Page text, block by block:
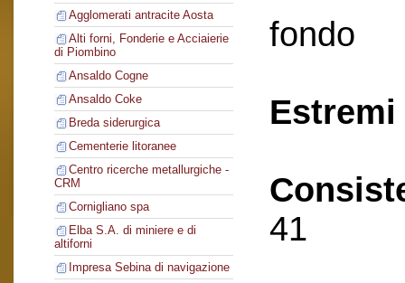
Agglomerati antracite Aosta
Alti forni, Fonderie e Acciaierie
di Piombino
Ansaldo Cogne
Ansaldo Coke
Breda siderurgica
Cementerie litoranee
Centro ricerche metallurgiche -
CRM
Cornigliano spa
Elba S.A. di miniere e di
altiforni
Impresa Sebina di navigazione
fondo
41